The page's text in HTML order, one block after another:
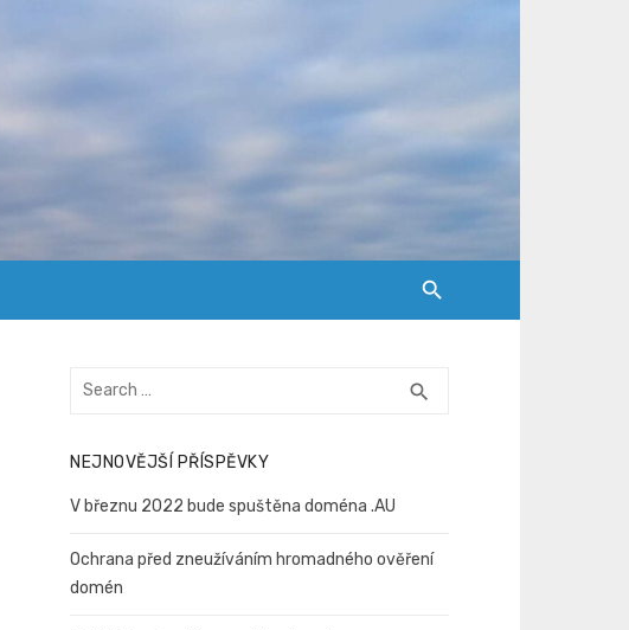
Search
search
NEJNOVĚJŠÍ PŘÍSPĚVKY
V březnu 2022 bude spuštěna doména .AU
Ochrana před zneužíváním hromadného ověření
domén